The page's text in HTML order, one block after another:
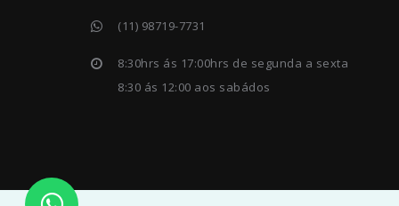
(11) 98719-7731
8:30hrs ás 17:00hrs de segunda a sexta
8:30 ás 12:00 aos sabádos